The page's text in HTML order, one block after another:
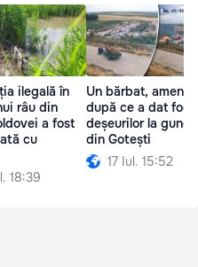
ilegală în
râu din
a fost
cu
18:39
Un bărbat,
după ce a dat foc
deșeurilor la
din Gotești
17 Iul. 15:52